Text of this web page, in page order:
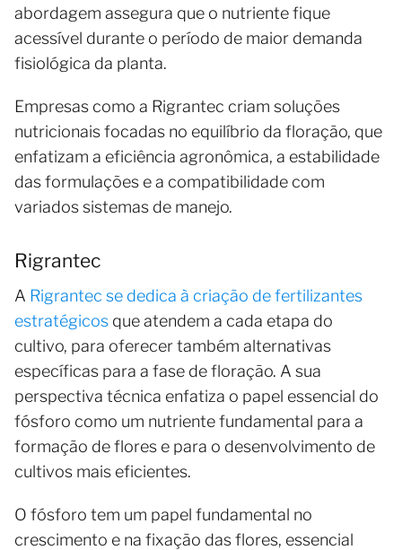
abordagem assegura que o nutriente fique
acessível durante o período de maior demanda
fisiológica da planta.
Empresas como a Rigrantec criam soluções
nutricionais focadas no equilíbrio da floração, que
enfatizam a eficiência agronômica, a estabilidade
das formulações e a compatibilidade com
variados sistemas de manejo.
Rigrantec
A Rigrantec se dedica à criação de fertilizantes
estratégicos que atendem a cada etapa do
cultivo, para oferecer também alternativas
específicas para a fase de floração. A sua
perspectiva técnica enfatiza o papel essencial do
fósforo como um nutriente fundamental para a
formação de flores e para o desenvolvimento de
cultivos mais eficientes.
O fósforo tem um papel fundamental no
crescimento e na fixação das flores, essencial